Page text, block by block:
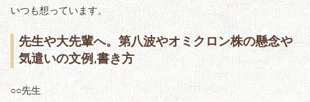
いつも想っています。
先生や大先輩へ。第八波やオミクロン株の懸念や
気遣いの文例,書き方
○○先生